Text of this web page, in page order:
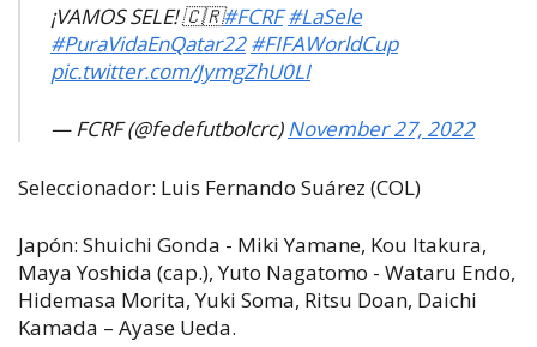
¡VAMOS SELE! 🇨🇷#FCRF #LaSele
#PuraVidaEnQatar22 #FIFAWorldCup
pic.twitter.com/JymgZhU0LI
— FCRF (@fedefutbolcrc)November 27, 2022
Seleccionador: Luis Fernando Suárez (COL)
Japón: Shuichi Gonda - Miki Yamane, Kou Itakura,
Maya Yoshida (cap.), Yuto Nagatomo - Wataru Endo,
Hidemasa Morita, Yuki Soma, Ritsu Doan, Daichi
Kamada – Ayase Ueda.